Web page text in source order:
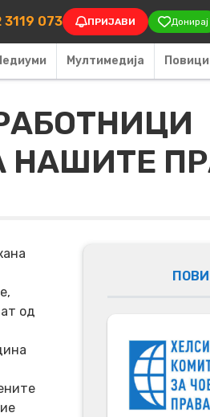
3119 073 ПРИЈАВИ Донирај
Мултимедија Повици
НАШИТЕ
од